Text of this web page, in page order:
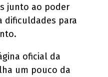
junto ao poder
dificuldades para
oficial da
um pouco da